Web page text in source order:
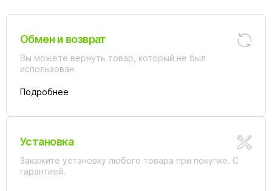
Обмен и возврат
Вы можете вернуть товар, который не был
использован
Подробнее
Установка
Закажите установку любого товара при покупке. С
гарантией.